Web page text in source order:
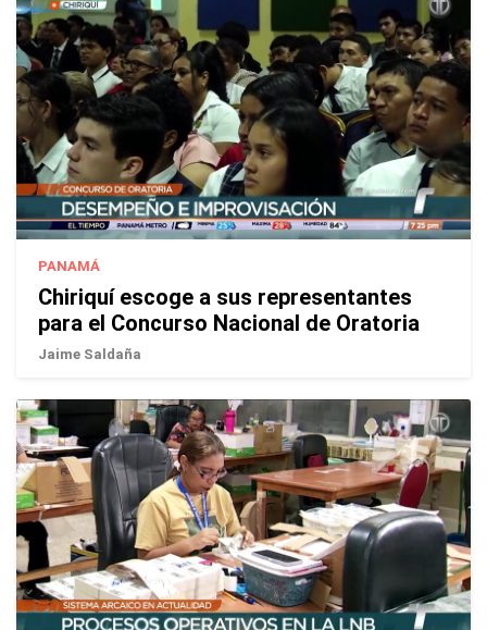
PANAMÁ
Chiriquí escoge a sus representantes
para el Concurso Nacional de Oratoria
Jaime Saldaña